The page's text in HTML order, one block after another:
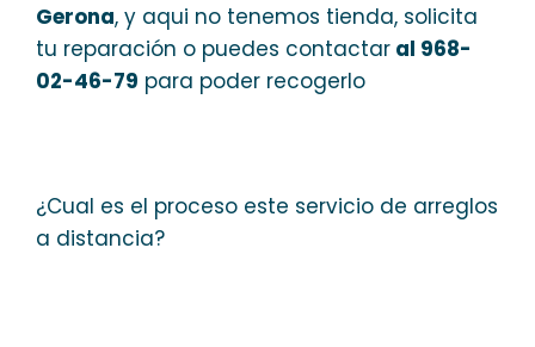
Gerona, y aqui no tenemos tienda, solicita
tu reparación o puedes contactar al 968-
02-46-79 para poder recogerlo
¿Cual es el proceso este servicio de arreglos
a distancia?